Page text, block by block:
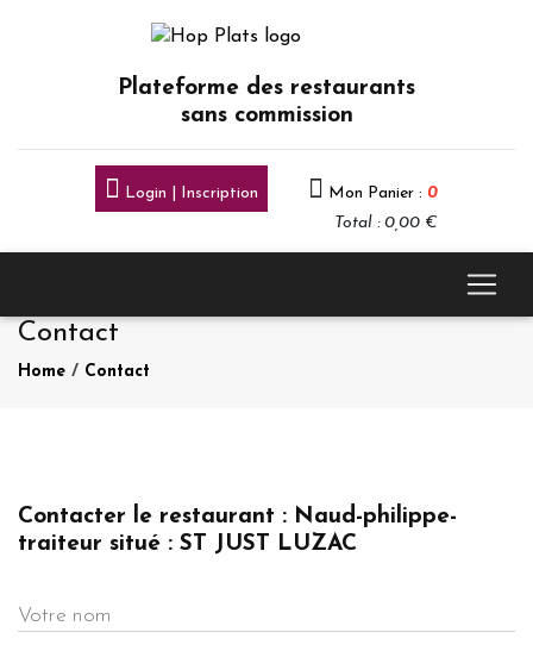
Plateforme des restaurants
sans commission
Login | Inscription Mon Panier : 0
Total : 0,00 €
Contact
Home / Contact
Contacter le restaurant : Naud-philippe-
traiteur situé : ST JUST LUZAC
Votre nom